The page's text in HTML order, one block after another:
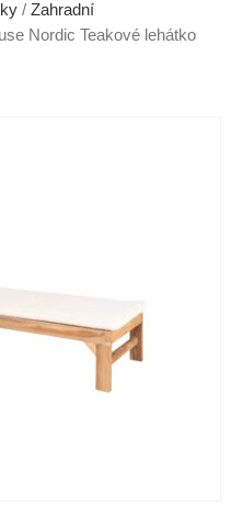
/ Zahradní
Nordic Teakové lehátko